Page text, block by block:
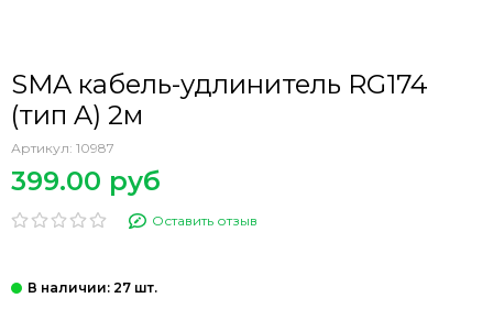
SMA кабель-удлинитель RG174
(тип A) 2м
Артикул: 10987
399.00 руб
Оставить отзыв
: 27 шт.